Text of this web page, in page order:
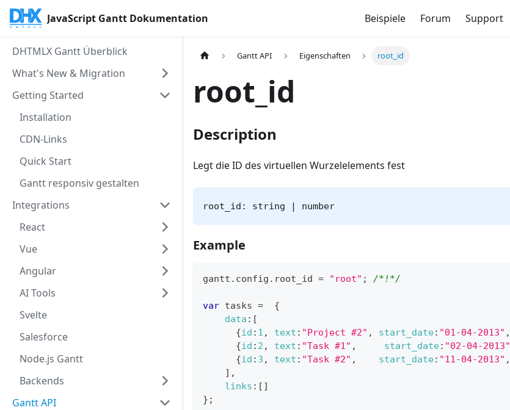
JavaScript Gantt Dokumentation Beispiele Forum Support
DHTMLX Gantt Überblick
What's New & Migration
Getting Started
Installation
CDN-Links
Quick Start
Gantt responsiv gestalten
Integrations
React
Vue
Angular
AI Tools
Svelte
Salesforce
Node.js Gantt
Backends
Gantt API
Gantt API Eigenschaften root_id
root_id
Description
Legt die ID des virtuellen Wurzelelements fest
root_id: string | number
Example
gantt . config . root_id = "root" ; /*!*/
var tasks =
{
data : [
{id : 1 , text : "Project #2" , start_date: "01-04-2013" ,
{id : 2 , text : "Task #1" , start_date: "02-04-2013"
{id : 3 , text : "Task #2" , start_date: "11-04-2013" ,
] ,
links : [ ]
} ;